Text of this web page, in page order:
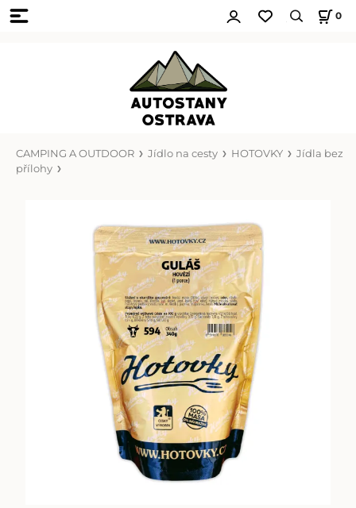
0
CAMPING A OUTDOOR Jídlo na cesty HOTOVKY
Jídla bez
přílohy